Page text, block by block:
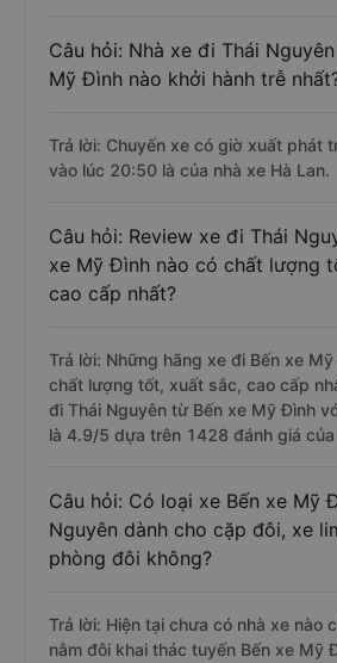
Câu hỏi: Nhà xe đi Thái
Mỹ Đình nào khởi hành trễ
Trả lời: Chuyến xe có giờ xuất phát
vào lúc 20:50 là của nhà xe Hà Lan.
Câu hỏi: Review xe đi Thái
xe Mỹ Đình nào có chất lượng
cao cấp nhất?
Trả lời: Những hãng xe đi Bến xe
chất lượng tốt, xuất sắc, cao cấp
đi Thái Nguyên từ Bến xe Mỹ Đình
là 4.9/5 dựa trên 1428 đánh giá
Câu hỏi: Có loại xe Bến xe Mỹ
Nguyên dành cho cặp đôi, xe
phòng đôi không?
Trả lời: Hiện tại chưa có nhà xe nào
nằm đôi khai thác tuyến Bến xe Mỹ